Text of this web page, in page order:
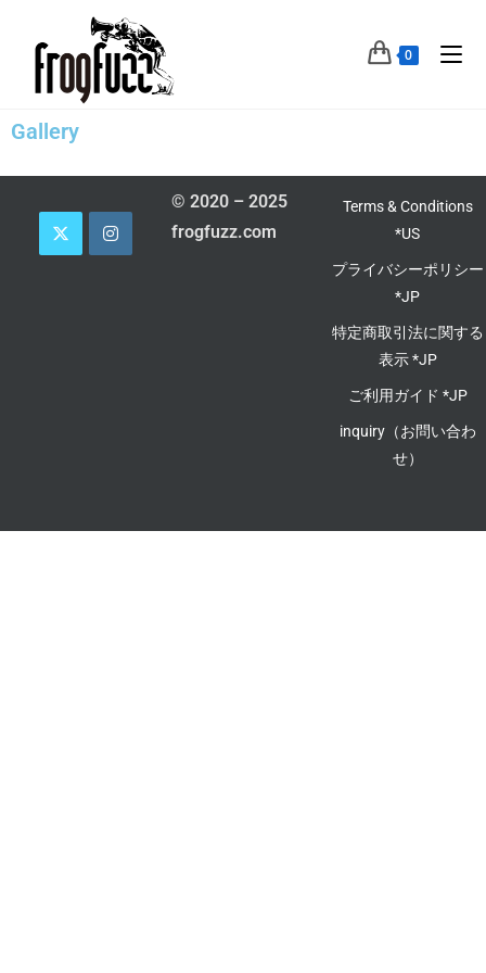
0
Gallery
© 2020 – 2025
frogfuzz.com
Terms & Conditions
*US
プライバシーポリシー
*JP
特定商取引法に関する
表示 *JP
ご利用ガイド *JP
inquiry（お問い合わ
せ）